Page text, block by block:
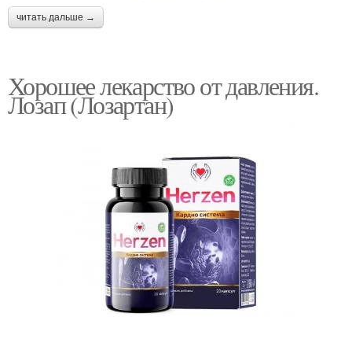
читать дальше →
Хорошее лекарство от давления.
Лозап (Лозартан)